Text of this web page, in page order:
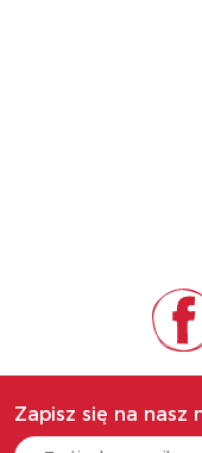
Zapisz się na nasz